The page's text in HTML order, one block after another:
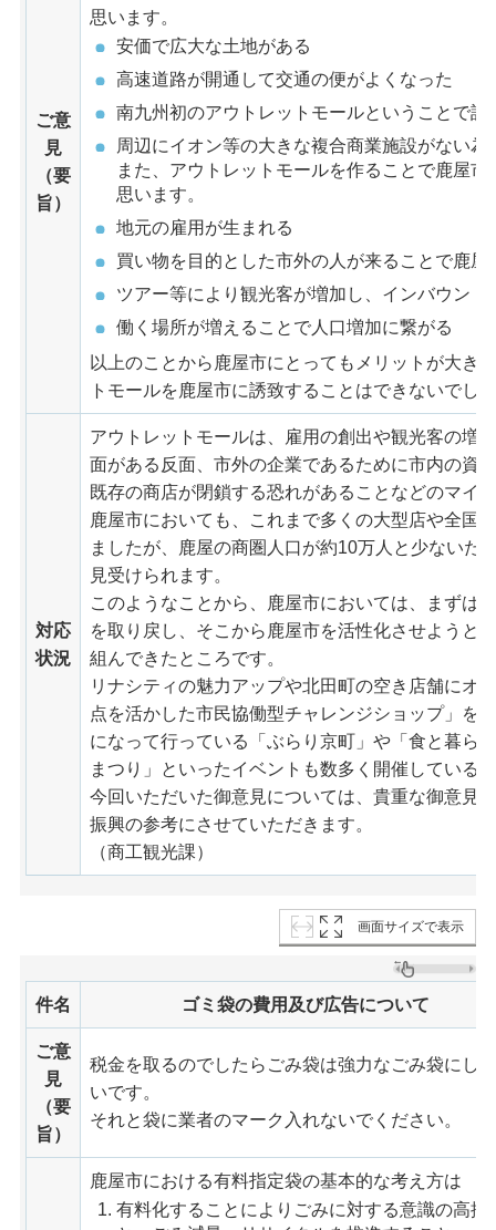
ご意
見
（要
旨）
思います。
安価で広大な土地がある
高速道路が開通して交通の便がよくなった
南九州初のアウトレットモールということで話
周辺にイオン等の大きな複合商業施設がない為
また、アウトレットモールを作ることで鹿屋
思います。
地元の雇用が生まれる
買い物を目的とした市外の人が来ることで鹿
ツアー等により観光客が増加し、インバウンド
働く場所が増えることで人口増加に繋がる
以上のことから鹿屋市にとってもメリットが大き
トモールを鹿屋市に誘致することはできないでし
対応
状況
アウトレットモールは、雇用の創出や観光客の増
面がある反面、市外の企業であるために市内の資
既存の商店が閉鎖する恐れがあることなどのマイ
鹿屋市においても、これまで多くの大型店や全国
ましたが、鹿屋の商圏人口が約10万人と少ないた
見受けられます。
このようなことから、鹿屋市においては、まずは
を取り戻し、そこから鹿屋市を活性化させようと
組んできたところです。
リナシティの魅力アップや北田町の空き店舗にオ
点を活かした市民協働型チャレンジショップ」を
になって行っている「ぶらり京町」や「食と暮ら
まつり」といったイベントも数多く開催している
今回いただいた御意見については、貴重な御意見
振興の参考にさせていただきます。
（商工観光課）
画面サイズで表示
件名 ゴミ袋の費用及び広告について
ご意
見
（要
旨）
税金を取るのでしたらごみ袋は強力なごみ袋にし
いです。
それと袋に業者のマーク入れないでください。
鹿屋市における有料指定袋の基本的な考え方は
有料化することによりごみに対する意識の高